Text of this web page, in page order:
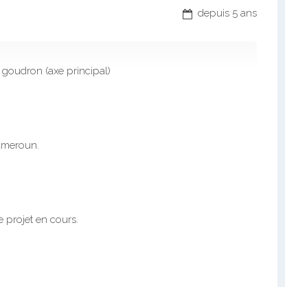
depuis 5 ans
(axe principal)
projet en cours.